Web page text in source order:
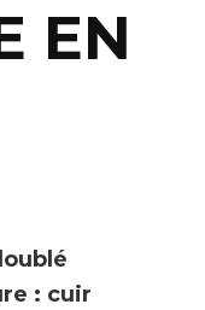
EN
: cuir